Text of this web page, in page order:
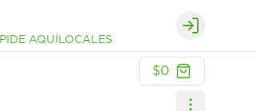
PIDE AQUÍ LOCALES
Login
$0